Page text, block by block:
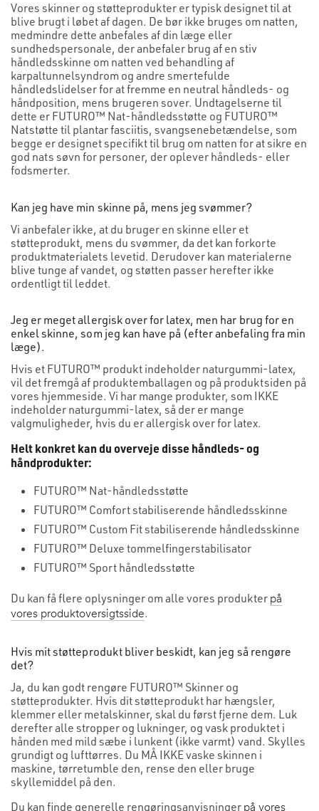
Vores skinner og støtteprodukter er typisk designet til at
blive brugt i løbet af dagen. De bør ikke bruges om natten,
medmindre dette anbefales af din læge eller
sundhedspersonale, der anbefaler brug af en stiv
håndledsskinne om natten ved behandling af
karpaltunnelsyndrom og andre smertefulde
håndledslidelser for at fremme en neutral håndleds- og
håndposition, mens brugeren sover. Undtagelserne til
dette er FUTURO™ Nat-håndledsstøtte og FUTURO™
Natstøtte til plantar fasciitis, svangsenebetændelse, som
begge er designet specifikt til brug om natten for at sikre en
god nats søvn for personer, der oplever håndleds- eller
fodsmerter.
Kan jeg have min skinne på, mens jeg svømmer?
Vi anbefaler ikke, at du bruger en skinne eller et
støtteprodukt, mens du svømmer, da det kan forkorte
produktmaterialets levetid. Derudover kan materialerne
blive tunge af vandet, og støtten passer herefter ikke
ordentligt til leddet.
Jeg er meget allergisk over for latex, men har brug for en
enkel skinne, som jeg kan have på (efter anbefaling fra min
læge).
Hvis et FUTURO™ produkt indeholder naturgummi-latex,
vil det fremgå af produktemballagen og på produktsiden på
vores hjemmeside. Vi har mange produkter, som IKKE
indeholder naturgummi-latex, så der er mange
valgmuligheder, hvis du er allergisk over for latex.
Helt konkret kan du overveje disse håndleds- og
håndprodukter:
FUTURO™ Nat-håndledsstøtte
FUTURO™ Comfort stabiliserende håndledsskinne
FUTURO™ Custom Fit stabiliserende håndledsskinne
FUTURO™ Deluxe tommelfingerstabilisator
FUTURO™ Sport håndledsstøtte
Du kan få flere oplysninger om alle vores produkter på
vores produktoversigtsside.
Hvis mit støtteprodukt bliver beskidt, kan jeg så rengøre
det?
Ja, du kan godt rengøre FUTURO™ Skinner og
støtteprodukter. Hvis dit støtteprodukt har hængsler,
klemmer eller metalskinner, skal du først fjerne dem. Luk
derefter alle stropper og lukninger, og vask produktet i
hånden med mild sæbe i lunkent (ikke varmt) vand. Skylles
grundigt og lufttørres. Du MÅ IKKE vaske skinnen i
maskine, tørretumble den, rense den eller bruge
skyllemiddel på den.
Du kan finde generelle rengøringsanvisninger på vores